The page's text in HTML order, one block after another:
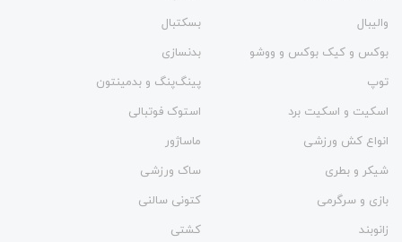
والیبال
بسکتبال
بوکس و کیک بوکس و ووشو
بدنسازی
توپ
پینگ‌پنگ و بدمينتون
اسکیت و اسکیت برد
استوک فوتبالی
انواع کش ورزشی
ماساژور
شیکر و بطری
ساک ورزشی
بازی و سرگرمی
کتونی سالنی
زانوبند
کشتی